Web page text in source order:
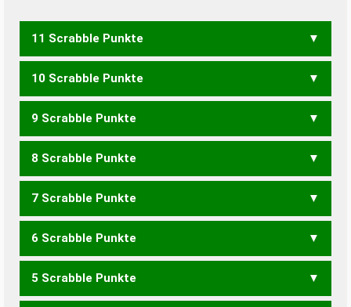
11 Scrabble Punkte
HUSCHE
10 Scrabble Punkte
HUSCH
9 Scrabble Punkte
HUCH SCHEU SUCHE
8 Scrabble Punkte
EUCH SECH SUCH
7 Scrabble Punkte
ECUS
6 Scrabble Punkte
CES CSU ECU SEC
5 Scrabble Punkte